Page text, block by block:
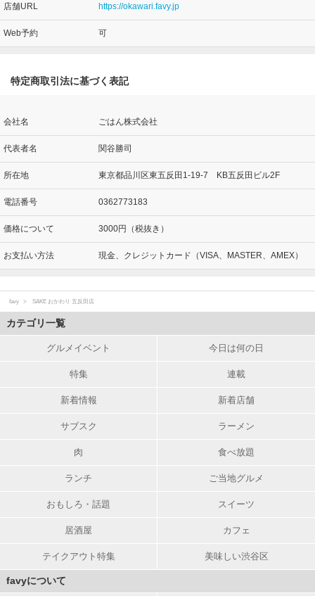
店舗URL https://okawari.favy.jp
Web予約 可
特定商取引法に基づく表記
会社名 ごはん株式会社
代表者名 関谷勝司
所在地 東京都品川区東五反田1-19-7 KB五反田ビル2F
電話番号 0362773183
価格について 3000円（税抜き）
お支払い方法 現金、クレジットカード（VISA、MASTER、AMEX）
favy SAKE おかわり 五反田店
カテゴリ一覧
グルメイベント 今日は何の日
特集 連載
新着情報 新着店舗
サブスク ラーメン
肉 食べ放題
ランチ ご当地グルメ
おもしろ・話題 スイーツ
居酒屋 カフェ
テイクアウト特集 美味しい渋谷区
favyについて